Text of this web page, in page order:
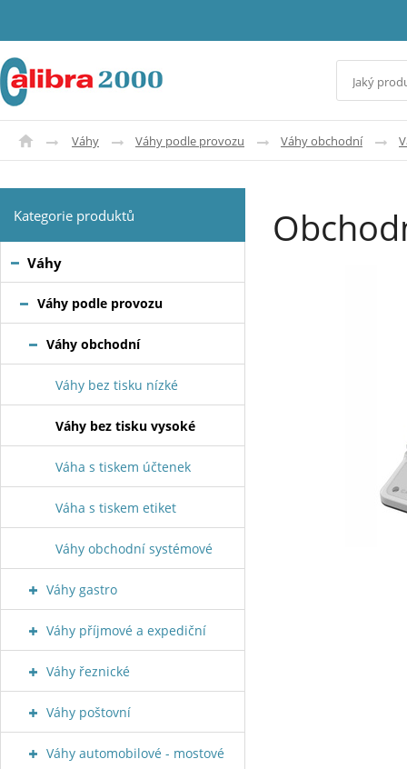
Váhy Váhy podle provozu Váhy obchodní
Kategorie produktů
Váhy
Váhy podle provozu
Váhy obchodní
Váhy bez tisku nízké
Váhy bez tisku vysoké
Váha s tiskem účtenek
Váha s tiskem etiket
Váhy obchodní systémové
Váhy gastro
Váhy příjmové a expediční
Váhy řeznické
Váhy poštovní
Váhy automobilové - mostové